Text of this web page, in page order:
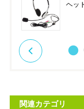
ヘッ
関連カテゴリ